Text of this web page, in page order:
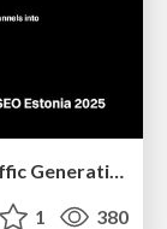
Redefining SEO in the New Era of Traffic Generation
1 380